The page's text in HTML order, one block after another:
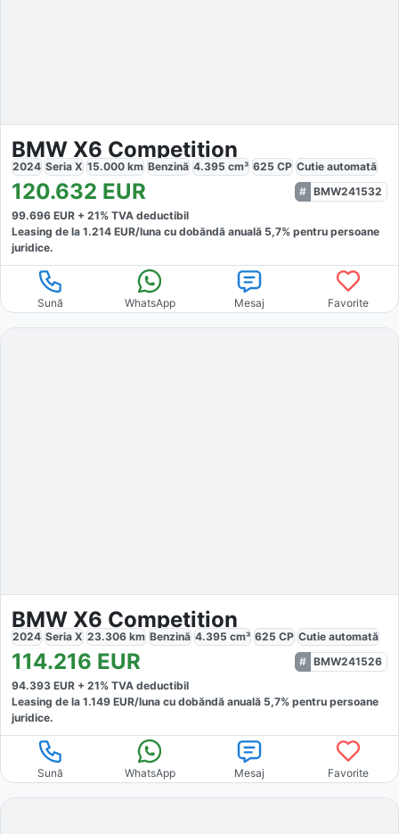
BMW X6 Competition
2024 Seria X 15.000 km Benzină 4.395 cm³ 625 CP Cutie automată
120.632 EUR
BMW241532
99.696 EUR + 21% TVA deductibil
Leasing de la 1.214 EUR/luna cu dobăndă anuală 5,7% pentru persoane
juridice.
Sună WhatsApp Mesaj Favorite
BMW X6 Competition
2024 Seria X 23.306 km Benzină 4.395 cm³ 625 CP Cutie automată
114.216 EUR
BMW241526
94.393 EUR + 21% TVA deductibil
Leasing de la 1.149 EUR/luna cu dobăndă anuală 5,7% pentru persoane
juridice.
Sună WhatsApp Mesaj Favorite